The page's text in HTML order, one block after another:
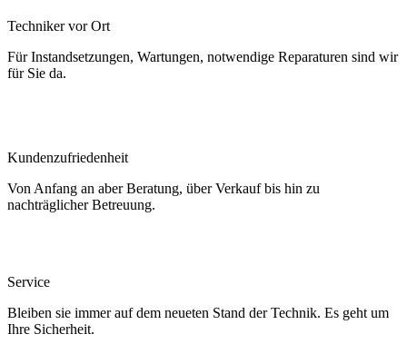
Techniker vor Ort
Für Instandsetzungen, Wartungen, notwendige Reparaturen sind wir
für Sie da.
Kundenzufriedenheit
Von Anfang an aber Beratung, über Verkauf bis hin zu
nachträglicher Betreuung.
Service
Bleiben sie immer auf dem neueten Stand der Technik. Es geht um
Ihre Sicherheit.